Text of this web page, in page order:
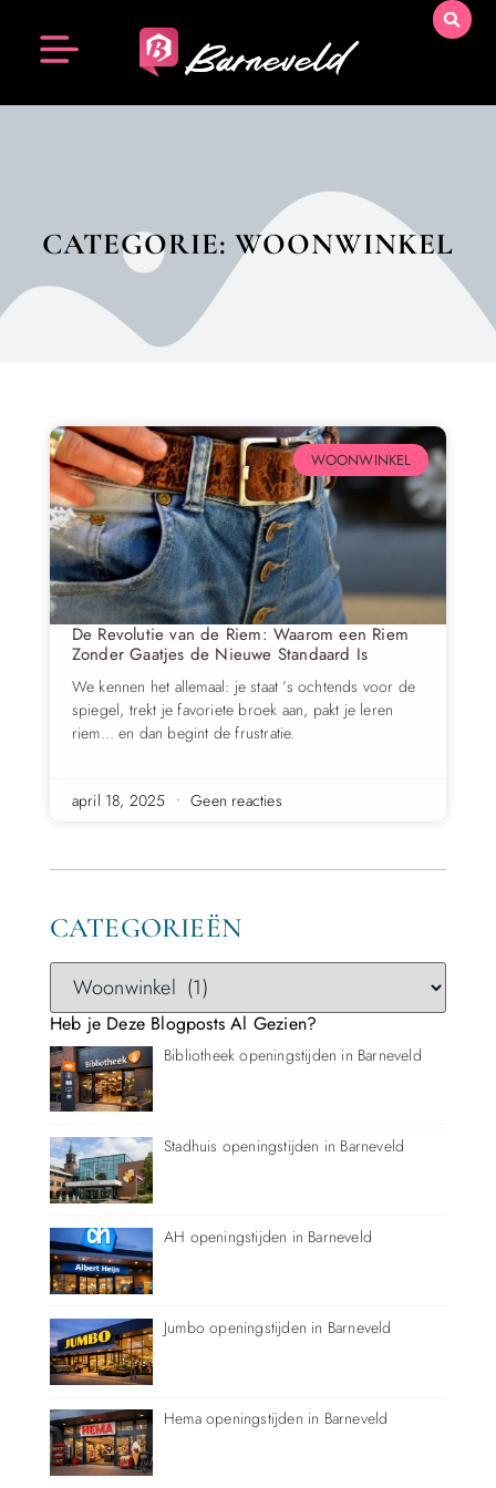
CATEGORIE: WOONWINKEL
CATEGORIEËN
Heb je Deze Blogposts Al Gezien?
Bibliotheek openingstijden in Barneveld
Stadhuis openingstijden in Barneveld
AH openingstijden in Barneveld
Jumbo openingstijden in Barneveld
Hema openingstijden in Barneveld
WOONWINKEL
De Revolutie van de Riem: Waarom een Riem
Zonder Gaatjes de Nieuwe Standaard Is
We kennen het allemaal: je staat ’s ochtends voor de
spiegel, trekt je favoriete broek aan, pakt je leren
riem… en dan begint de frustratie.
april 18, 2025 Geen reacties